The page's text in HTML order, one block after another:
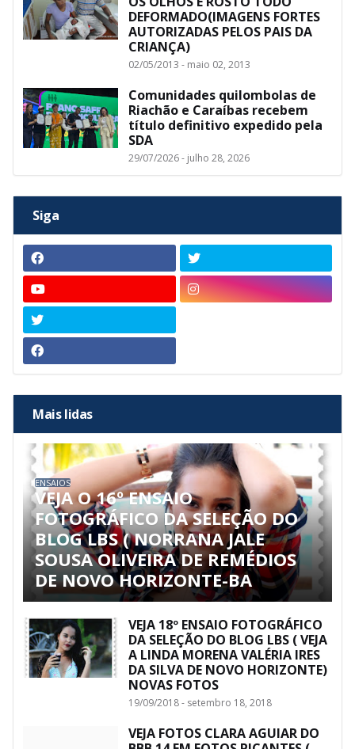
DEFORMADO(IMAGENS FORTES
AUTORIZADAS PELOS PAIS DA
CRIANÇA)
02/05/2013 - maio 02, 2013
Comunidades quilombolas de
Riachão e Caraíbas recebem
título definitivo expedido pela
SDA
29/07/2026 - julho 28, 2026
Siga
Mais lidas
ENSAIOS
VEJA O 16º ENSAIO
FOTOGRÁFICO DA SELEÇÃO DO
BLOG LBS ( NORRANA JALE
SOUSA OLIVEIRA DE REMÉDIOS
DE NOVO HORIZONTE-BA
VEJA 18º ENSAIO FOTOGRÁFICO
DA SELEÇÃO DO BLOG LBS ( VEJA
A LINDA MORENA VALÉRIA IRES
DA SILVA DE NOVO HORIZONTE)
NOVAS FOTOS
19/09/2018 - setembro 18, 2018
VEJA FOTOS CLARA AGUIAR DO